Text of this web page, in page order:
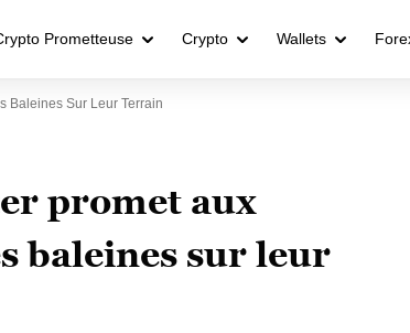
Prometteuse Crypto Wallets
Baleines Sur Leur Terrain
promet aux
baleines sur leur